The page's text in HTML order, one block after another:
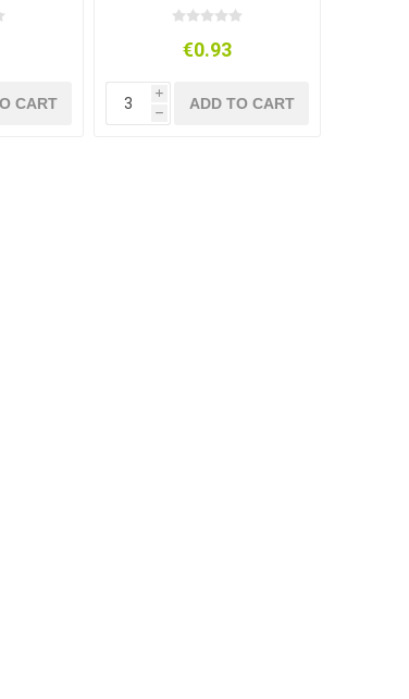
CART
€0.93
i
h
ADD TO CART